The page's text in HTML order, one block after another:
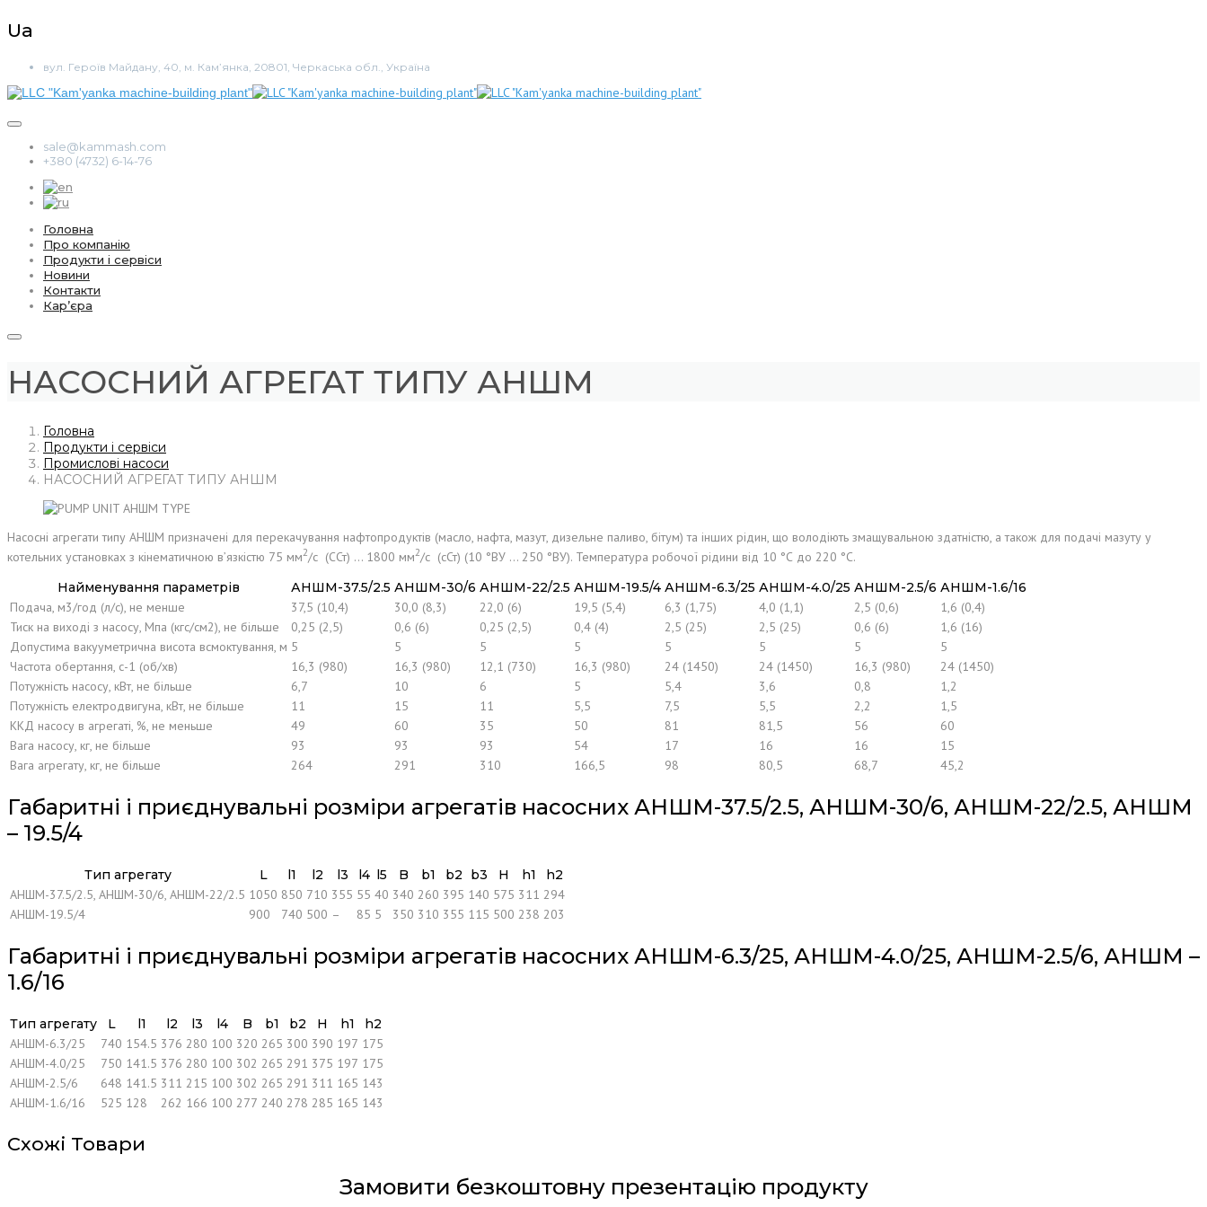
Ua
вул. Героїв Майдану, 40, м. Кам’янка, 20801, Черкаська обл., Україна
sale@kammash.com
+380 (4732) 6-14-76
Головна
Про компанію
Продукти і сервіси
Новини
Контакти
Кар’єра
НАСОСНИЙ АГРЕГАТ ТИПУ АНШМ
Головна
Продукти і сервіси
Промислові насоси
НАСОСНИЙ АГРЕГАТ ТИПУ АНШМ
Насосні агрегати типу АНШМ призначені для перекачування нафтопродуктів (масло, нафта, мазут, дизельне паливо, бітум) та інших рідин, що володіють змащувальною здатністю, а також для подачі мазуту у
котельних установках з кінематичною в’язкістю 75 мм2/с (ССт) … 1800 мм2/с (сСт) (10 °ВУ … 250 °ВУ). Температура робочої рідини від 10 °С до 220 °С.
Найменування параметрів
АНШМ-37.5/2.5 АНШМ-30/6 АНШМ-22/2.5 АНШМ-19.5/4 АНШМ-6.3/25 АНШМ-4.0/25 АНШМ-2.5/6 АНШМ-1.6/16
Подача, м3/год (л/с), не менше
37,5 (10,4) 30,0 (8,3) 22,0 (6) 19,5 (5,4) 6,3 (1,75) 4,0 (1,1) 2,5 (0,6)
1,6 (0,4)
Тиск на виході з насосу, Мпа (кгс/см2), не більше
0,25 (2,5) 0,6 (6) 0,25 (2,5) 0,4 (4) 2,5 (25) 2,5 (25) 0,6 (6)
1,6 (16)
Допустима вакууметрична висота всмоктування, м 5 5 5 5 5 5 5
5
Частота обертання, с-1 (об/хв)
16,3 (980) 16,3 (980) 12,1 (730) 16,3 (980) 24 (1450) 24 (1450) 16,3 (980)
24 (1450)
Потужність насосу, кВт, не більше
6,7 10 6 5 5,4 3,6 0,8
1,2
Потужність електродвигуна, кВт, не більше
11 15 11 5,5 7,5 5,5 2,2
1,5
ККД насосу в агрегаті, %, не меньше
49 60 35 50 81 81,5 56
60
Вага насосу, кг, не більше
93 93 93 54 17 16 16
15
Вага агрегату, кг, не більше
264 291 310 166,5 98 80,5 68,7 45,2
Габаритні і приєднувальні розміри агрегатів насосних АНШМ-37.5/2.5, АНШМ-30/6, АНШМ-22/2.5, АНШМ
– 19.5/4
Тип агрегату L l1 l2 l3 l4 l5 B b1 b2 b3 H h1
h2
АНШМ-37.5/2.5, АНШМ-30/6, АНШМ-22/2.5 1050 850 710 355 55 40 340 260 395 140 575 311 294
АНШМ-19.5/4
900 740 500 – 85 5 350 310 355 115 500 238 203
Габаритні і приєднувальні розміри агрегатів насосних АНШМ-6.3/25, АНШМ-4.0/25, АНШМ-2.5/6, АНШМ –
1.6/16
Тип агрегату L l1 l2 l3 l4 B b1 b2 H h1
h2
АНШМ-6.3/25
740 154.5 376 280 100 320 265 300 390 197 175
АНШМ-4.0/25
750 141.5 376 280 100 302 265 291 375 197 175
АНШМ-2.5/6
648 141.5 311 215 100 302 265 291 311 165 143
АНШМ-1.6/16
525 128 262 166 100 277 240 278 285 165 143
Схожі Товари
Замовити безкоштовну презентацію продукту